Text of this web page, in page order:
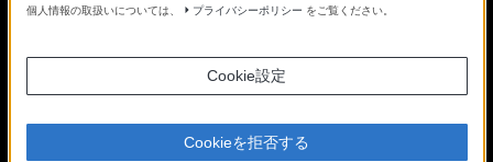
個人情報の取扱いについては、
プライバシーポリシー をご覧ください。
Cookie設定
Cookieを拒否する